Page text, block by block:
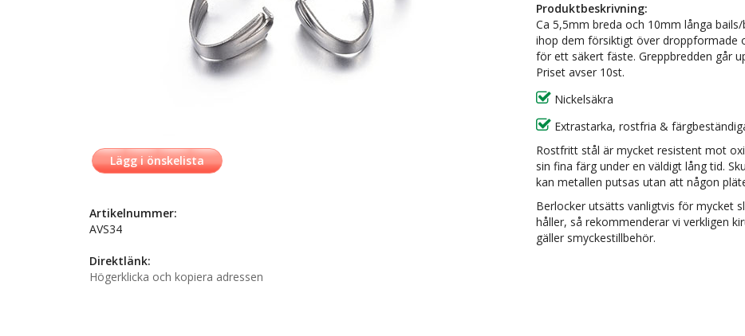
Produktbeskrivning:
Ca 5,5mm breda och 10mm långa
ihop dem försiktigt över droppformade
för ett säkert fäste. Greppbredden går
Priset avser 10st.
Nickelsäkra
Extrastarka, rostfria &
Rostfritt stål är mycket resistent mot
sin fina färg under en väldigt lång tid.
kan metallen putsas utan att någon
Berlocker utsätts vanligtvis för mycket
håller, så rekommenderar vi verkligen
gäller smyckestillbehör.
Lägg i önskelista
Artikelnummer:
AVS34
Direktlänk:
Högerklicka och kopiera adressen